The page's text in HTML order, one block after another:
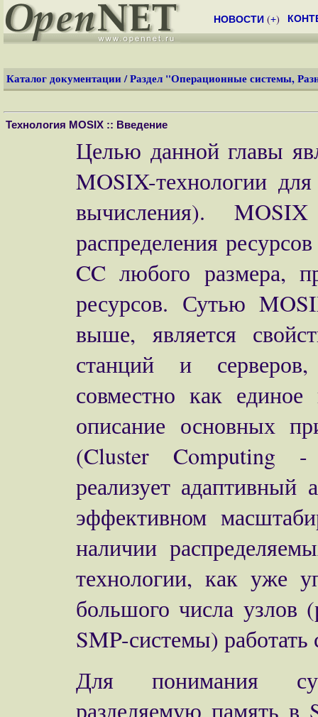
НОВОСТИ (+)
Каталог документации/Раздел "Операционные системы,
Технология MOSIX :: Введение
Целью данной главы
MOSIX-технологии
вычисления).
распределения
CC любого размера,
ресурсов. Сутью
выше, является
станций и
совместно как
описание основных
(Cluster Computing -
реализует адаптивный
эффективном
наличии
технологии, как уже
большого числа узлов
SMP-системы) работать
Для понимания
разделяемую память в